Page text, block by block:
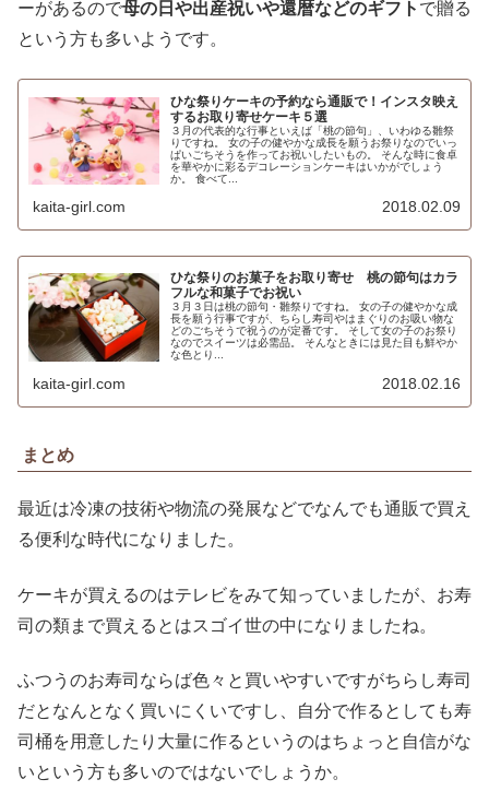
ーがあるので母の日や出産祝いや還暦などのギフト で贈る
という方も多いようです。
ひな祭りケーキの予約なら通販で！インスタ映え
するお取り寄せケーキ５選
３月の代表的な行事といえば「桃の節句」、いわゆる雛祭
りですね。 女の子の健やかな成長を願うお祭りなのでいっ
ぱいごちそうを作ってお祝いしたいもの。 そんな時に食卓
を華やかに彩るデコレーションケーキはいかがでしょう
か。 食べて...
kaita-girl.com 2018.02.09
ひな祭りのお菓子をお取り寄せ 桃の節句はカラ
フルな和菓子でお祝い
３月３日は桃の節句・雛祭りですね。 女の子の健やかな成
長を願う行事ですが、ちらし寿司やはまぐりのお吸い物な
どのごちそうで祝うのが定番です。 そして女の子のお祭り
なのでスイーツは必需品。 そんなときには見た目も鮮やか
な色とり...
kaita-girl.com 2018.02.16
まとめ
最近は冷凍の技術や物流の発展などでなんでも通販で買え
る便利な時代になりました。
ケーキが買えるのはテレビをみて知っていましたが、お寿
司の類まで買えるとはスゴイ世の中になりましたね。
ふつうのお寿司ならば色々と買いやすいですがちらし寿司
だとなんとなく買いにくいですし、自分で作るとしても寿
司桶を用意したり大量に作るというのはちょっと自信がな
いという方も多いのではないでしょうか。